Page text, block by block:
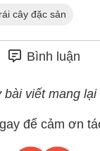
cây đặc sản
Bình luận
bài viết mang lại
để cảm ơn